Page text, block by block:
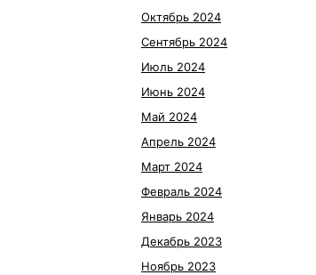
Октябрь 2024
Сентябрь 2024
Июль 2024
Июнь 2024
Май 2024
Апрель 2024
Март 2024
Февраль 2024
Январь 2024
Декабрь 2023
Ноябрь 2023